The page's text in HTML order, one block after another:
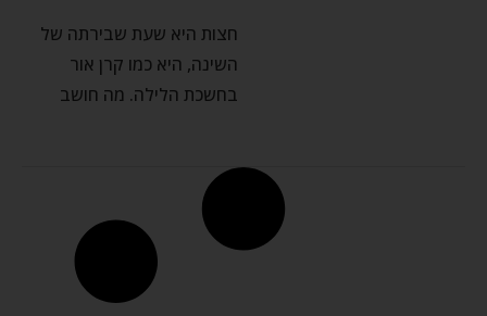
חצות היא שעת שבירתה של
השינה, היא כמו קרן אור
בחשכת הלילה. מה חושב